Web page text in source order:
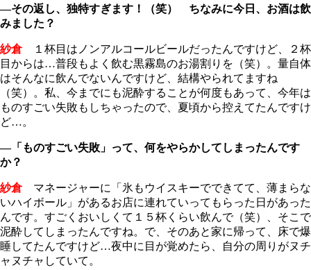
―その返し、独特すぎます！（笑） ちなみに今日、お酒は飲
みました？
紗倉１杯目はノンアルコールビールだったんですけど、２杯
目からは…普段もよく飲む黒霧島のお湯割りを（笑）。量自体
はそんなに飲んでないんですけど、結構やられてますね
（笑）。私、今までにも泥酔することが何度もあって、今年は
ものすごい失敗もしちゃったので、夏頃から控えてたんですけ
ど…。
―「ものすごい失敗」って、何をやらかしてしまったんです
か？
紗倉
マネージャーに「氷もウイスキーでできてて、薄まらな
いハイボール」があるお店に連れていってもらった日があった
んです。すごくおいしくて１５杯くらい飲んで（笑）、そこで
泥酔してしまったんですね。で、そのあと家に帰って、床で爆
睡してたんですけど…夜中に目が覚めたら、自分の周りがヌチ
ャヌチャしていて。